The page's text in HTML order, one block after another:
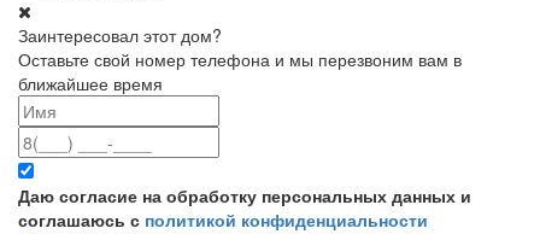
Заинтересовал этот дом?
Оставьте свой номер телефона и мы перезвоним вам в
ближайшее время
Даю согласие на обработку персональных данных и
соглашаюсь с политикой конфиденциальности